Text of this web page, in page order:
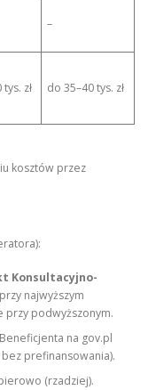
–
zł do 35–40 tys. zł
kosztów przez
Konsultacyjno-
najwyższym
przy podwyższonym.
na gov.pl
prefinansowania).
(rzadziej).